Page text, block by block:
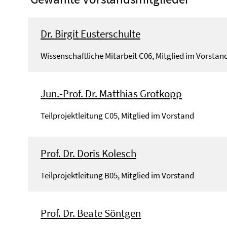
Dr. Birgit Eusterschulte
Wissenschaftliche Mitarbeit C06, Mitglied im
Jun.-Prof. Dr. Matthias Grotkopp
Teilprojektleitung C05, Mitglied im Vorstand
Prof. Dr. Doris Kolesch
Teilprojektleitung B05, Mitglied im Vorstand
Prof. Dr. Beate Söntgen